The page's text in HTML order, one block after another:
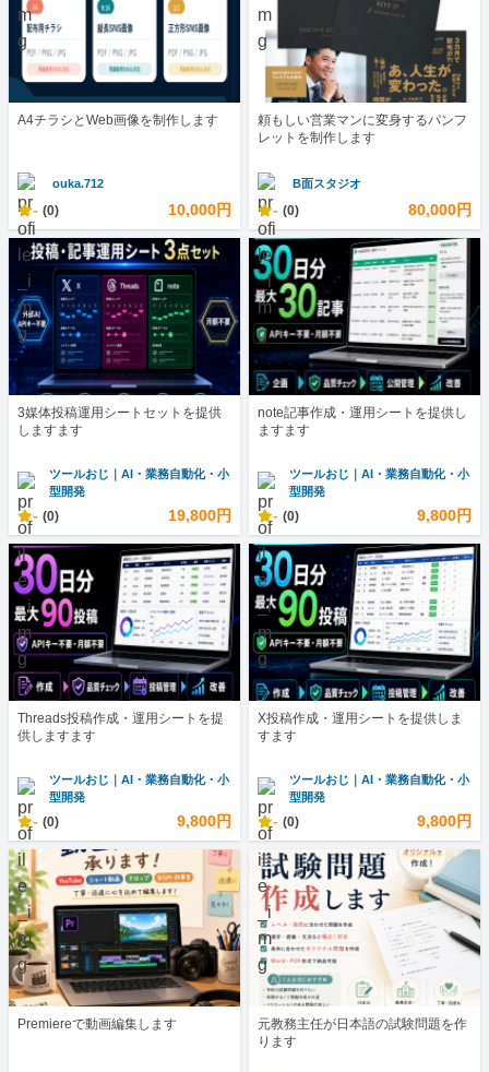
A4チラシとWeb画像を制作します
ouka.712
- (0) 10,000円
頼もしい営業マンに変身するパンフ
レットを制作します
B面スタジオ
- (0) 80,000円
3媒体投稿運用シートセットを提供
しますます
ツールおじ｜AI・業務自動化・小
型開発
- (0) 19,800円
note記事作成・運用シートを提供し
ますます
ツールおじ｜AI・業務自動化・小
型開発
- (0) 9,800円
Threads投稿作成・運用シートを提
供しますます
ツールおじ｜AI・業務自動化・小
型開発
- (0) 9,800円
X投稿作成・運用シートを提供しま
すます
ツールおじ｜AI・業務自動化・小
型開発
- (0) 9,800円
Premiereで動画編集します
元教務主任が日本語の試験問題を作
ります